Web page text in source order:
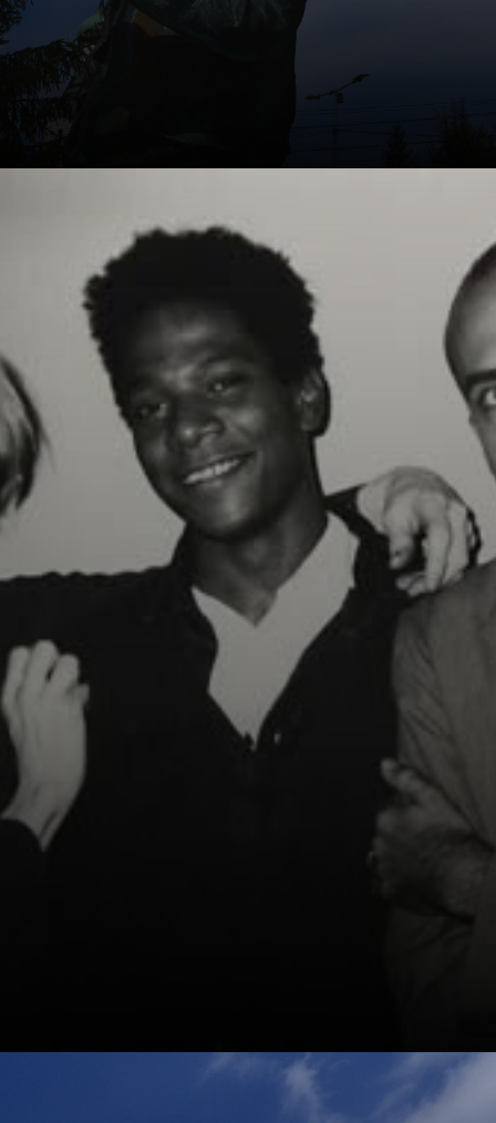
Warhol sah den
finanziellen Erfolg
als wichtiges Ziel
und drehte 1966
einen Film über
seine Mutter, Mrs.
Warhol.